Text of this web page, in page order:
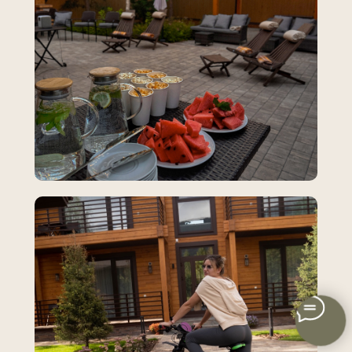
Реестровый номер : С042025007663
2023, «Легенда Манжерока»
Правила проживания
Способы оплаты и контактные данные